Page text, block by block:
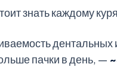
знать каждому
пачки в день, —